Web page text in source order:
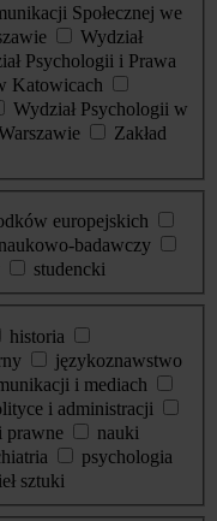
Społecznej we
Wydział
Psychologii i Prawa
Katowicach
Wydział Psychologii w
Zakład
europejskich
naukowo-badawczy
studencki
historia
językoznawstwo
i mediach
i administracji
prawne
nauki
psychologia
sztuki